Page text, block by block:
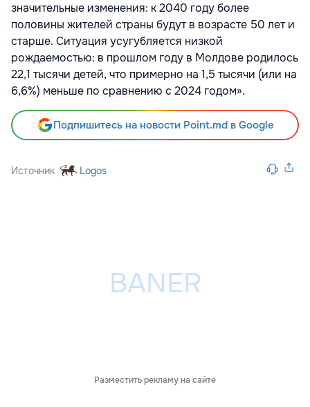
значительные изменения: к 2040 году более
половины жителей страны будут в возрасте 50 лет и
старше. Ситуация усугубляется низкой
рождаемостью: в прошлом году в Молдове родилось
22,1 тысячи детей, что примерно на 1,5 тысячи (или на
6,6%) меньше по сравнению с 2024 годом».
Подпишитесь на новости Point.md в Google
Источник Logos
Разместить рекламу на сайте